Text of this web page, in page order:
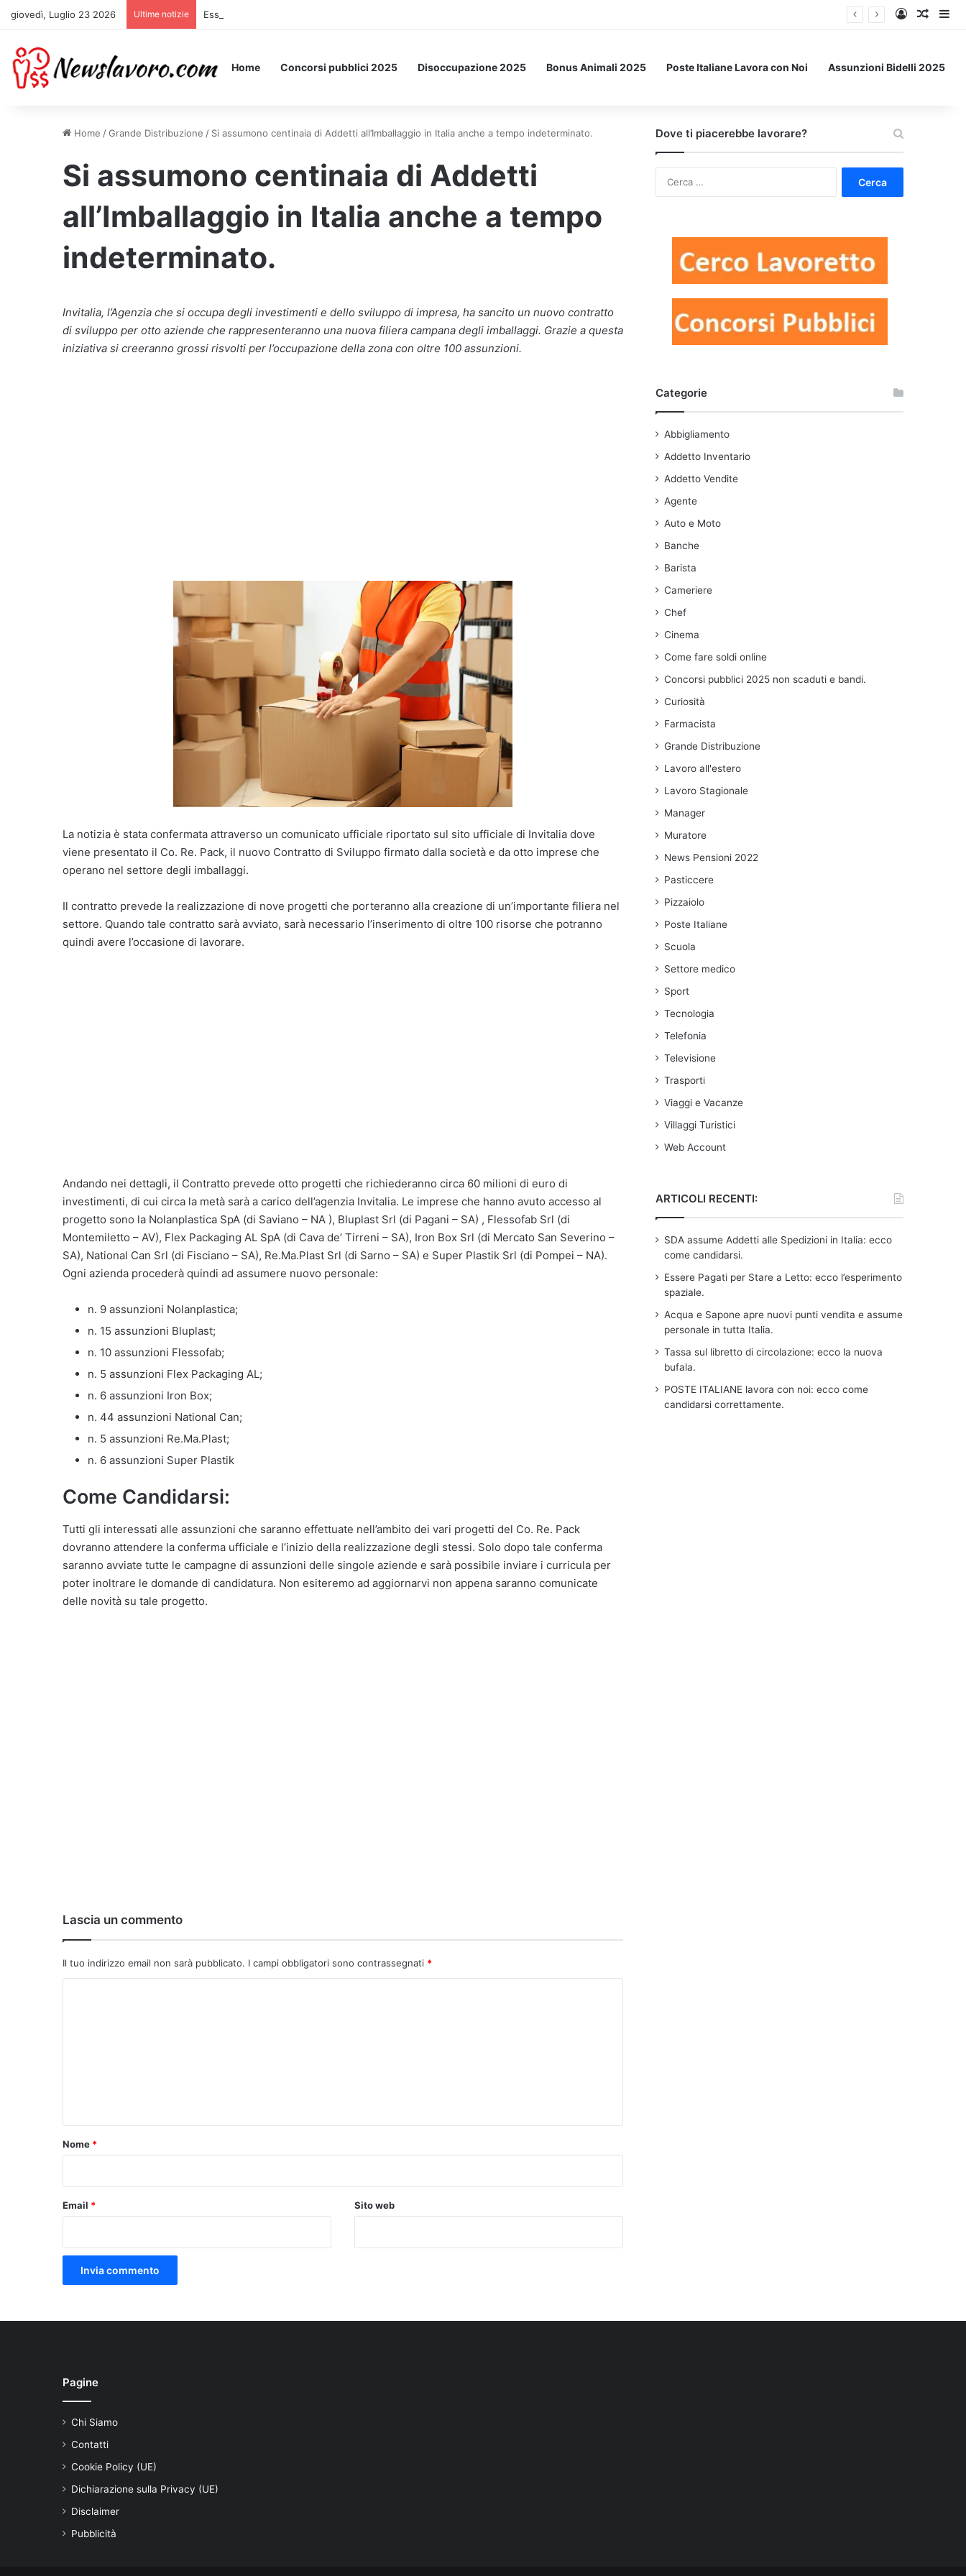
giovedì, Luglio 23 2026 Ultime notizie Essere Pagati per Stare a Letto: ecco l’esperimento spaziale. Accedi
Un
Home Concorsi pubblici 2025 Disoccupazione 2025 Bonus Animali 2025 Poste Italiane Lavora con Noi Assunzioni Bidelli 2025
Home /Grande Distribuzione / Si assumono centinaia di Addetti all’Imballaggio in Italia anche a tempo indeterminato.
Si assumono centinaia di Addetti
all’Imballaggio in Italia anche a tempo
indeterminato.
Invitalia, l’Agenzia che si occupa degli investimenti e dello sviluppo di impresa, ha sancito un nuovo contratto
di sviluppo per otto aziende che rappresenteranno una nuova filiera campana degli imballaggi. Grazie a questa
iniziativa si creeranno grossi risvolti per l’occupazione della zona con oltre 100 assunzioni.
La notizia è stata confermata attraverso un comunicato ufficiale riportato sul sito ufficiale di Invitalia dove
viene presentato il Co. Re. Pack, il nuovo Contratto di Sviluppo firmato dalla società e da otto imprese che
operano nel settore degli imballaggi.
Il contratto prevede la realizzazione di nove progetti che porteranno alla creazione di un’importante filiera nel
settore. Quando tale contratto sarà avviato, sarà necessario l’inserimento di oltre 100 risorse che potranno
quindi avere l’occasione di lavorare.
Andando nei dettagli, il Contratto prevede otto progetti che richiederanno circa 60 milioni di euro di
investimenti, di cui circa la metà sarà a carico dell’agenzia Invitalia. Le imprese che hanno avuto accesso al
progetto sono la Nolanplastica SpA (di Saviano – NA ), Bluplast Srl (di Pagani – SA) , Flessofab Srl (di
Montemiletto – AV), Flex Packaging AL SpA (di Cava de’ Tirreni – SA), Iron Box Srl (di Mercato San Severino –
SA), National Can Srl (di Fisciano – SA), Re.Ma.Plast Srl (di Sarno – SA) e Super Plastik Srl (di Pompei – NA).
Ogni azienda procederà quindi ad assumere nuovo personale:
n. 9 assunzioni Nolanplastica;
n. 15 assunzioni Bluplast;
n. 10 assunzioni Flessofab;
n. 5 assunzioni Flex Packaging AL;
n. 6 assunzioni Iron Box;
n. 44 assunzioni National Can;
n. 5 assunzioni Re.Ma.Plast;
n. 6 assunzioni Super Plastik
Come Candidarsi:
Tutti gli interessati alle assunzioni che saranno effettuate nell’ambito dei vari progetti del Co. Re. Pack
dovranno attendere la conferma ufficiale e l’inizio della realizzazione degli stessi. Solo dopo tale conferma
saranno avviate tutte le campagne di assunzioni delle singole aziende e sarà possibile inviare i curricula per
poter inoltrare le domande di candidatura. Non esiteremo ad aggiornarvi non appena saranno comunicate
delle novità su tale progetto.
Lascia un commento
Il tuo indirizzo email non sarà pubblicato. I campi obbligatori sono contrassegnati *
o
Nome *
Email * Sito web
Dove ti piacerebbe lavorare?
Categorie
Abbigliamento
Addetto Inventario
Addetto Vendite
Agente
Auto e Moto
Banche
Barista
Cameriere
Chef
Cinema
Come fare soldi online
Concorsi pubblici 2025 non scaduti e bandi.
Curiosità
Farmacista
Grande Distribuzione
Lavoro all'estero
Lavoro Stagionale
Manager
Muratore
News Pensioni 2022
Pasticcere
Pizzaiolo
Poste Italiane
Scuola
Settore medico
Sport
Tecnologia
Telefonia
Televisione
Trasporti
Viaggi e Vacanze
Villaggi Turistici
Web Account
ARTICOLI RECENTI:
SDA assume Addetti alle Spedizioni in Italia: ecco
come candidarsi.
Essere Pagati per Stare a Letto: ecco l’esperimento
spaziale.
Acqua e Sapone apre nuovi punti vendita e assume
personale in tutta Italia.
Tassa sul libretto di circolazione: ecco la nuova
bufala.
POSTE ITALIANE lavora con noi: ecco come
candidarsi correttamente.
Pagine
Chi Siamo
Contatti
Cookie Policy (UE)
Dichiarazione sulla Privacy (UE)
Disclaimer
Pubblicità